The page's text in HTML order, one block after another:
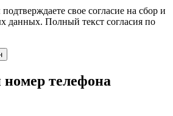
свое согласие на cбор и
данных. Полный текст согласия по
номер телефона